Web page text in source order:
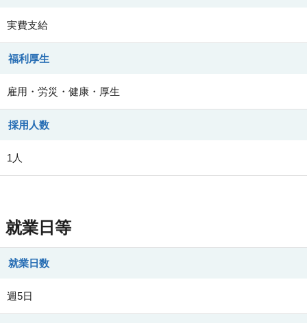
実費支給
福利厚生
雇用・労災・健康・厚生
採用人数
1人
就業日等
就業日数
週5日